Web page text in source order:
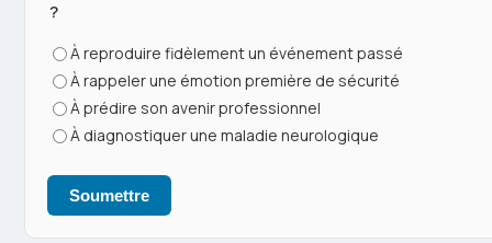
?
À reproduire fidèlement un événement passé
À rappeler une émotion première de sécurité
À prédire son avenir professionnel
À diagnostiquer une maladie neurologique
Soumettre